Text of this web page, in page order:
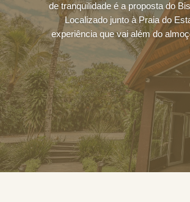
de tranquilidade é a proposta do
Localizado junto à Praia do
experiência que vai além do